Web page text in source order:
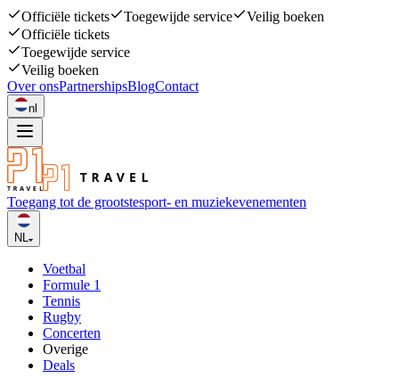
Officiële tickets Toegewijde service
Veilig boeken
Officiële tickets
Toegewijde service
Veilig boeken
Over onsPartnershipsBlogContact
nl
Toegang tot de grootstesport- en muziekevenementen
NL
Voetbal
Formule 1
Tennis
Rugby
Concerten
Overige
Deals